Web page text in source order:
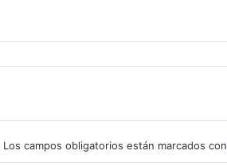
Los campos obligatorios están marcados con